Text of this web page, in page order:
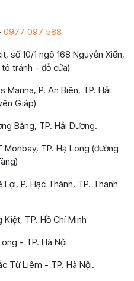
0977 097 588
số 10/1 ngõ 168 Nguyễn Xiển,
tránh - đỗ cửa)
Marina, P. An Biên, TP. Hải
Giáp)
Bằng, TP. Hải Dương.
Monbay, TP. Hạ Long (đường
P. Hạc Thành, TP. Thanh
TP. Hồ Chí Minh
- TP. Hà Nội
Từ Liêm - TP. Hà Nội.